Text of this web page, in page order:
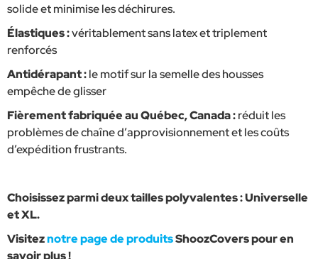
solide et minimise les déchirures.
Élastiques :véritablement sans latex et triplement
renforcés
Antidérapant :le motif sur la semelle des housses
empêche de glisser
Fièrement fabriquée au Québec, Canada :réduit les
problèmes de chaîne d’approvisionnement et les coûts
d’expédition frustrants.
Choisissez parmi deux tailles polyvalentes : Universelle
et XL.
Visiteznotre page de produitsShoozCovers pour en
savoir plus !